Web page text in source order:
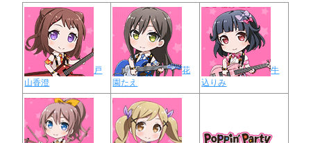
戸
山香澄
花
園たえ
牛
込りみ